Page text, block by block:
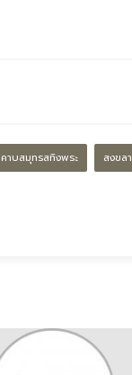
คาบสมุทรสทิงพระ สงขลา